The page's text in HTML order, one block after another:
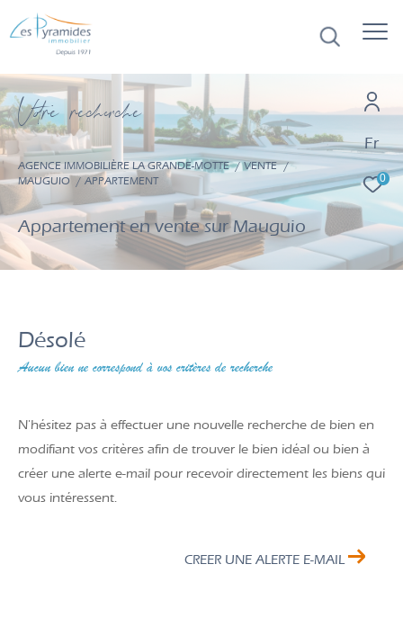
Fr
0
Vore recece
AGENCE IMMOBILIÈRE LA GRANDE-MOTTE
VENTE
MAUGUIO
APPARTEMENT
Appartement en vente sur Mauguio
Désolé
Aucun bien ne correspond à vos critères de recherche
N'hésitez pas à effectuer une nouvelle recherche de bien en
modifiant vos critères afin de trouver le bien idéal ou bien à
créer une alerte e-mail pour recevoir directement les biens qui
vous intéressent.
CREER UNE ALERTE E-MAIL